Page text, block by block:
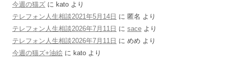
今週の猫ズ に kato より
テレフォン人生相談2021年5月14日 に 匿名 より
テレフォン人生相談2026年7月11日 に sace より
テレフォン人生相談2026年7月11日 に めめ より
今週の猫ズ+油絵 に kato より